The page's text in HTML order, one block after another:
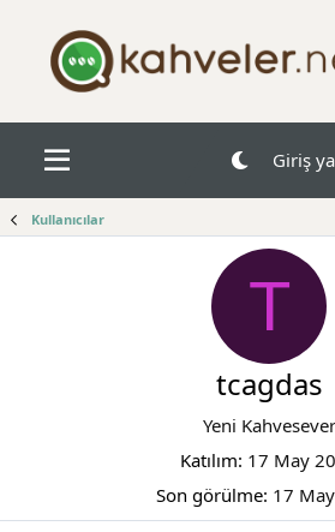
Giriş
Kullanıcılar
T
tcagdas
Yeni Kahvesever
Katılım 17 May
Son görülme 17